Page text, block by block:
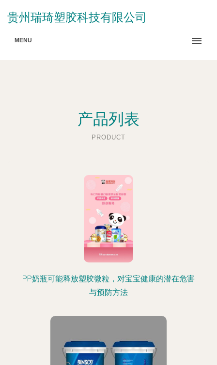
贵州瑞琦塑胶科技有限公司
MENU
产品列表
PRODUCT
PP奶瓶可能释放塑胶微粒，对宝宝健康的潜在危害
与预防方法